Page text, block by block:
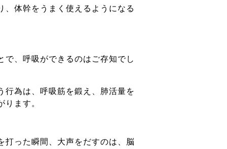
、体幹をうまく使えるようになる
で、呼吸ができるのはご存知でし
行為は、呼吸筋を鍛え、肺活量を
ます。
打った瞬間、大声をだすのは、脳